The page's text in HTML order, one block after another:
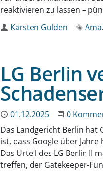
reaktivieren zu lassen –
Autor
Karsten Gulden
LG Berlin
Publiziert
01.12.2025 Beginne
0
Das Landgericht Berlin hat
ist, dass Google über
Das Urteil des LG Berlin II
treffen, der Gatekeeper-